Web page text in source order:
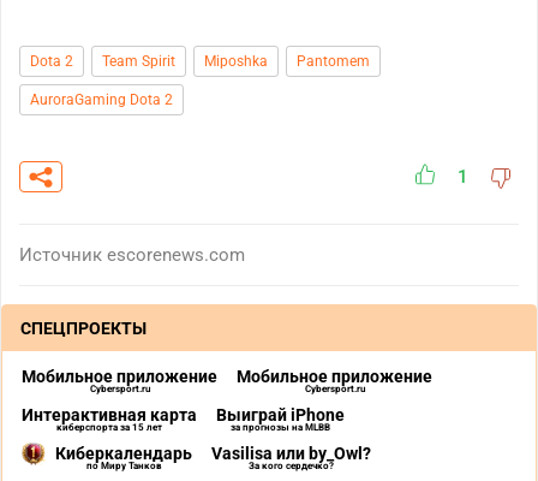
Dota 2 Team Spirit Miposhka Pantomem
AuroraGaming Dota 2
1
Источник escorenews.com
СПЕЦПРОЕКТЫ
Мобильное приложение
Cybersport.ru
Мобильное приложение
Cybersport.ru
Интерактивная карта
киберспорта за 15 лет
Выиграй iPhone
за прогнозы на MLBB
Киберкалендарь
по Миру Танков
Vasilisa или by_Owl?
За кого сердечко?